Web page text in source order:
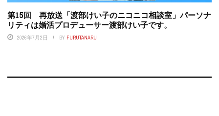
第15回 再放送「渡部けい子のニコニコ相談室」パーソナ
リティは婚活プロデューサー渡部けい子です。
2026年7月2日 BY FURUTANARU